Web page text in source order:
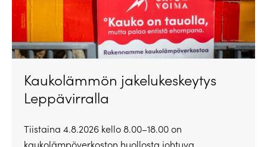
Kaukolämmön jakelukeskeytys
Leppävirralla
Tiistaina 4.8.2026 kello 8.00–18.00 on
kaukolämpöverkoston huollosta johtuva